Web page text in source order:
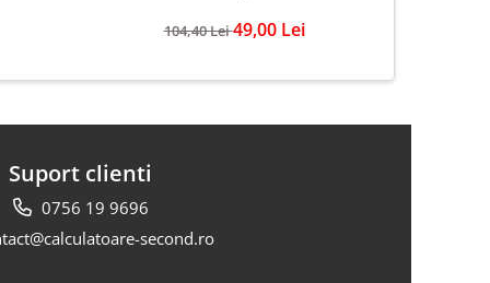
104,40 Lei49,00 Lei
Suport clienti
0756 19 9696
second.ro